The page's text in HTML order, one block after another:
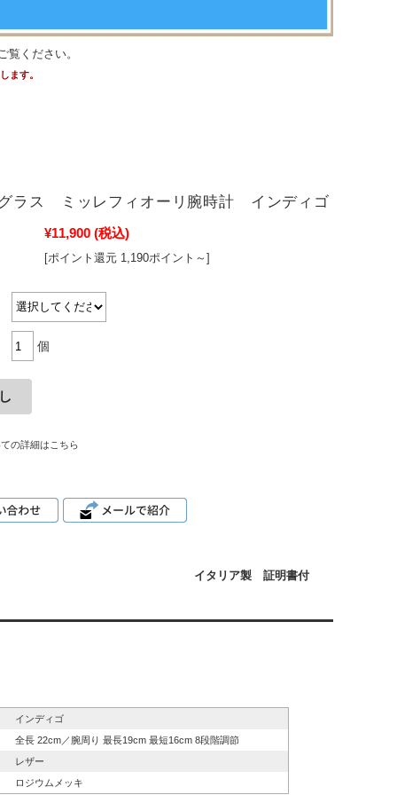
覧ください。
ます。
ラス ミッレフィオーリ腕時計 インディゴ
¥11,900 (税込)
[ポイント還元 1,190ポイント～]
個
の詳細はこちら
イタリア製 証明書付
インディゴ
全長 22cm／腕周り 最長19cm 最短16cm 8段階調節
レザー
ロジウムメッキ